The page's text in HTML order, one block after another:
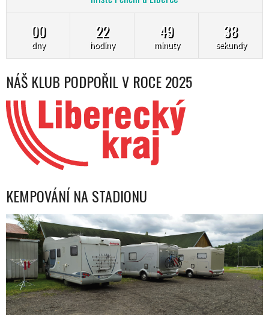
00
dny
22
hodiny
49
minuty
37
sekundy
NÁŠ KLUB PODPOŘIL V ROCE 2025
KEMPOVÁNÍ NA STADIONU